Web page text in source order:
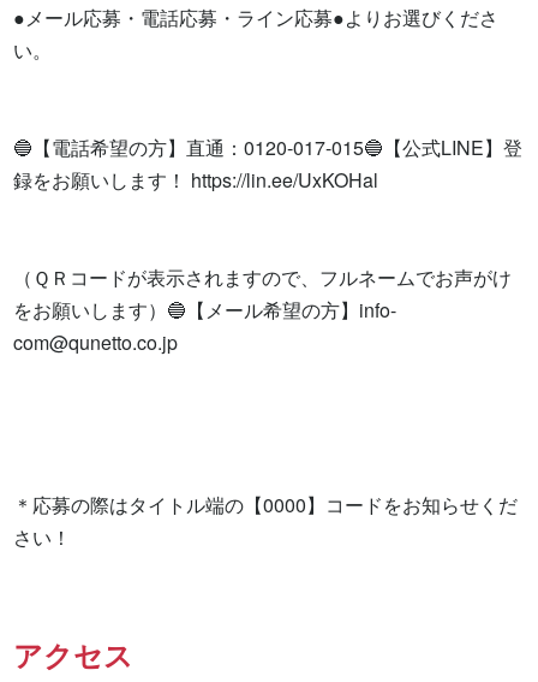
●メール応募・電話応募・ライン応募●よりお選びくださ
い。
🔵【電話希望の方】直通：0120-017-015🔵【公式LINE】登
録をお願いします！ https://lin.ee/UxKOHal
（ＱＲコードが表示されますので、フルネームでお声がけ
をお願いします）🔵【メール希望の方】 info-
com@qunetto.co.jp
＊応募の際はタイトル端の【0000】コードをお知らせくだ
さい！
アクセス